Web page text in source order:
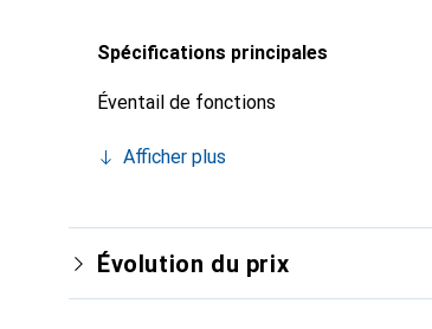
Spécifications principales
Éventail de fonctions
Afficher plus
Évolution du prix